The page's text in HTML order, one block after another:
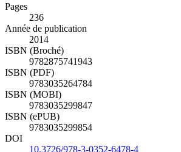
Pages
236
Année de publication
2014
ISBN (Broché)
9782875741943
ISBN (PDF)
9783035264784
ISBN (MOBI)
9783035299847
ISBN (ePUB)
9783035299854
DOI
10.3726/978-3-0352-6478-4